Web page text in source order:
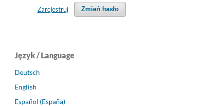
Zmień hasło
Zarejestruj
Język / Language
Deutsch
English
Español (España)